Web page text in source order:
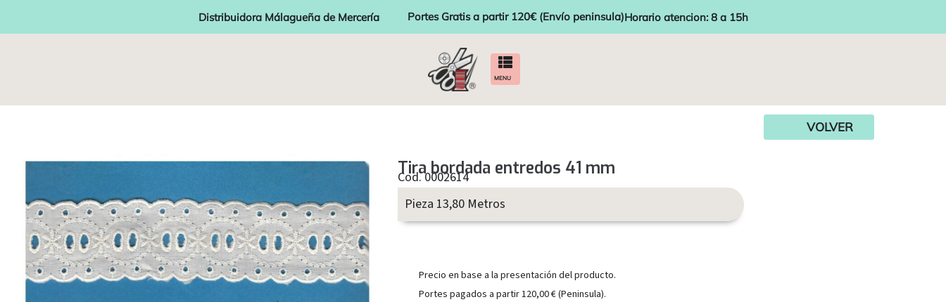
Distribuidora Málagueña de Mercería Portes Gratis a partir 120€ (Envío peninsula)Horario atencion: 8 a 15h
MENU
VOLVER
Tira bordada entredos 41 mm
Cod. 0002614
Pieza 13,80 Metros
Precio en base a la presentación del producto.
Portes pagados a partir 120,00 € (Peninsula).